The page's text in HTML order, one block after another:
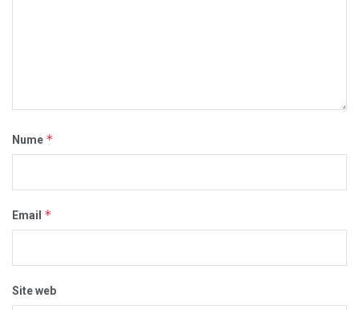
Nume *
Email *
Site web